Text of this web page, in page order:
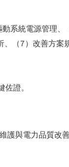
系統電源管理、
（7）改善方案
證。
與電力品質改